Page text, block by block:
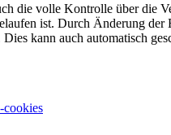
die volle Kontrolle über die
ist. Durch Änderung
kann auch automatisch
cookies